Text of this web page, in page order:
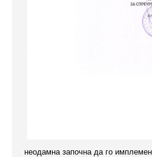
неодамна започна да го